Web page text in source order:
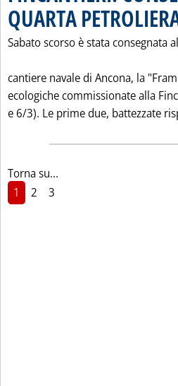
QUARTA
Sabato scorso è stata consegnata
cantiere navale di Ancona, la
ecologiche commissionate alla
e 6/3). Le prime due, battezzate
Torna su...
1
2 3